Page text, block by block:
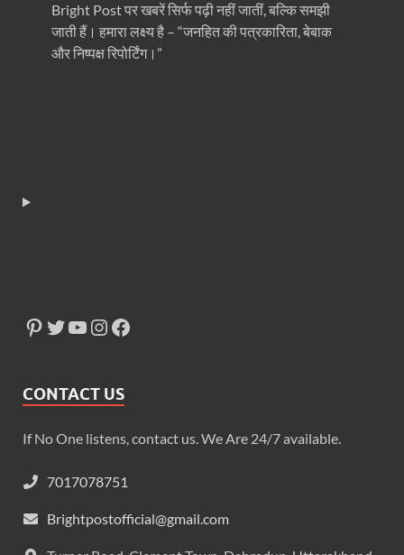
Bright Post पर खबरें सिर्फ पढ़ी नहीं जातीं, बल्कि समझी
जाती हैं। हमारा लक्ष्य है – “जनहित की पत्रकारिता, बेबाक
और निष्पक्ष रिपोर्टिंग।”
CONTACT US
If No One listens, contact us. We Are 24/7 available.
7017078751
Brightpostofficial@gmail.com